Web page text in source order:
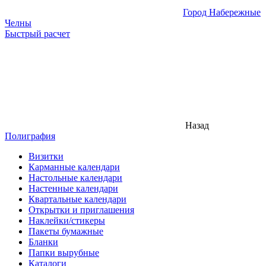
Город Набережные
Челны
Быстрый расчет
Назад
Полиграфия
Визитки
Карманные календари
Настольные календари
Настенные календари
Квартальные календари
Открытки и приглашения
Наклейки/стикеры
Пакеты бумажные
Бланки
Папки вырубные
Каталоги